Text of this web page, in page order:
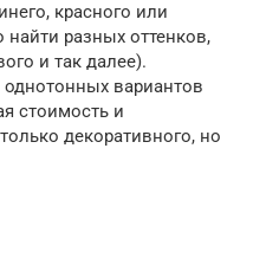
красного или
разных оттенков,
и так далее).
вариантов
стоимость и
декоративного, но